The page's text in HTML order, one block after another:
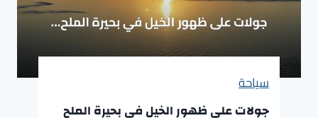
سياحة
جولات على ظهور الخيل في بحيرة الملح